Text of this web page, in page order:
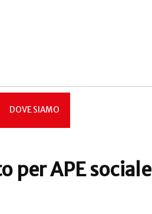
DOVE SIAMO
per APE sociale